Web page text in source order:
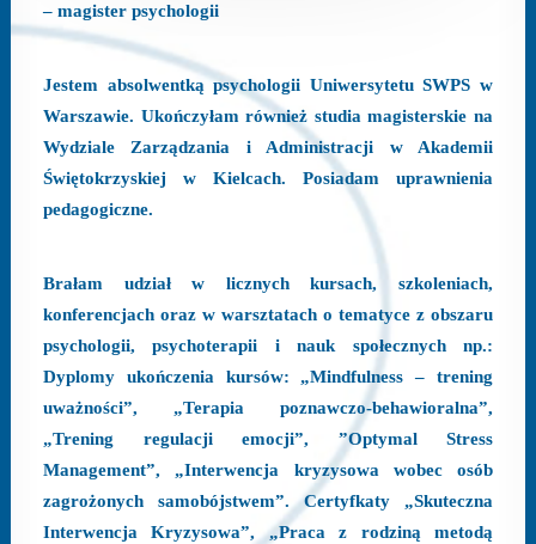
– magister psychologii
Jestem absolwentką psychologii Uniwersytetu SWPS w
Warszawie. Ukończyłam również studia magisterskie na
Wydziale Zarządzania i Administracji w Akademii
Świętokrzyskiej w Kielcach. Posiadam uprawnienia
pedagogiczne.
Brałam udział w licznych kursach, szkoleniach,
konferencjach oraz w warsztatach o tematyce z obszaru
psychologii, psychoterapii i nauk społecznych np.:
Dyplomy ukończenia kursów: „Mindfulness – trening
uważności”, „Terapia poznawczo-behawioralna”,
„Trening regulacji emocji”, ”Optymal Stress
Management”, „Interwencja kryzysowa wobec osób
zagrożonych samobójstwem”. Certyfkaty „Skuteczna
Interwencja Kryzysowa”, „Praca z rodziną metodą